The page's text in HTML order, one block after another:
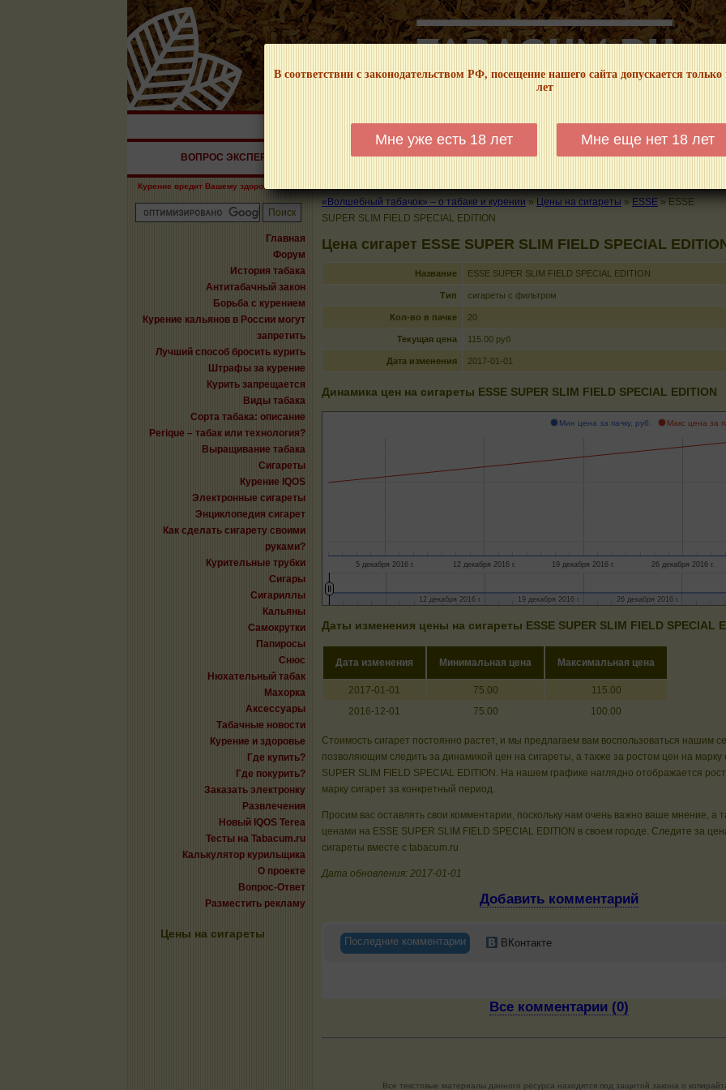
В соответствии с законодательством РФ, посещение нашего сайта допускается
лет
Мне уже есть 18 лет Мне еще нет 18 лет
НАШ ПОРТАЛ – ИНФОРМАЦИОННЫЙ! МЫ НЕ ЗАНИМАЕМСЯ ПРОДАЖЕЙ И РЕКЛАМОЙ
ВОПРОС ЭКСПЕРТУ КАЛЬЯНЫ ТРУБКИ ГДЕ КУПИТЬ ГДЕ ПОКУРИТЬ КУРЕНИЕ И
Курение вредит Вашему здоровью!
Главная
Форум
История табака
Антитабачный закон
Борьба с курением
Курение кальянов в России могут
запретить
Лучший способ бросить курить
Штрафы за курение
Курить запрещается
Виды табака
Сорта табака: описание
Perique – табак или технология?
Выращивание табака
Сигареты
Курение IQOS
Электронные сигареты
Энциклопедия сигарет
Как сделать сигарету своими
руками?
Курительные трубки
Сигары
Сигариллы
Кальяны
Самокрутки
Папиросы
Снюс
Нюхательный табак
Махорка
Аксессуары
Табачные новости
Курение и здоровье
Где купить?
Где покурить?
Заказать электронку
Развлечения
Новый IQOS Terea
Тесты на Tabacum.ru
Калькулятор курильщика
О проекте
Вопрос-Ответ
Разместить рекламу
Цены на сигареты
«Волшебный табачок» – о табаке и курении » Цены на сигареты » ESSE » ESSE
SUPER SLIM FIELD SPECIAL EDITION
Цена сигарет ESSE SUPER SLIM FIELD SPECIAL
Название ESSE SUPER SLIM FIELD SPECIAL EDITION
Тип сигареты с фильтром
Кол-во в пачке 20
Текущая цена 115.00 руб
Дата изменения 2017-01-01
Динамика цен на сигареты ESSE SUPER SLIM FIELD SPECIAL EDITION
Мин цена за пачку, руб. Макс цена за
5 декабря 2016 г. 12 декабря 2016 г. 19 декабря 2016 г. 26 декабря 2016 г.
12 декабря 2016 г.
12 декабря 2016 г. 19 декабря 2016 г.
19 декабря 2016 г. 26 декабря 2016 г.
26 декабря 2016 г.
Даты изменения цены на сигареты ESSE SUPER SLIM FIELD SPECIAL
Дата изменения Минимальная цена Максимальная цена
2017-01-01 75.00
115.00
2016-12-01
75.00 100.00
Стоимость сигарет постоянно растет, и мы предлагаем вам воспользоваться нашим
позволяющим следить за динамикой цен на сигареты, а также за ростом цен на марку
SUPER SLIM FIELD SPECIAL EDITION. На нашем графике наглядно отображается
марку сигарет за конкретный период.
Просим вас оставлять свои комментарии, поскольку нам очень важно ваше мнение, а
ценами на ESSE SUPER SLIM FIELD SPECIAL EDITION в своем городе. Следите за
сигареты вместе с tabacum.ru
Дата обновления: 2017-01-01
Добавить комментарий
Последние комментарии ВКонтакте
Все комментарии (0)
Все текстовые материалы данного ресурса находятся под защитой закона о